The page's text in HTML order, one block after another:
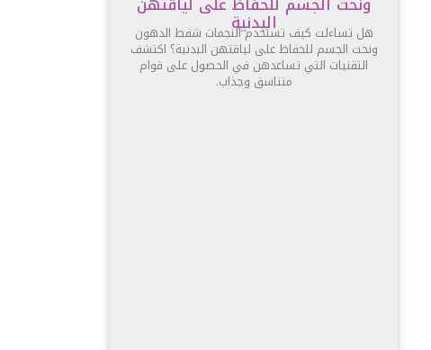
البدنية
هل تساءلت كيف تستخدم النجمات شفط الدهون
ونحت الجسم للحفاظ على لياقتهن البدنية؟ اكتشف
التقنيات التي تساعدهن في الحصول على قوام
متناسق وجذاب.